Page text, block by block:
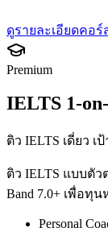
ดูรายละเอียดคอร์
Premium
IELTS 1-
ติว IELTS เดี่ยว เ
ติว IELTS แบบตัว
Band 7.0+ เพื่อทุ
Personal